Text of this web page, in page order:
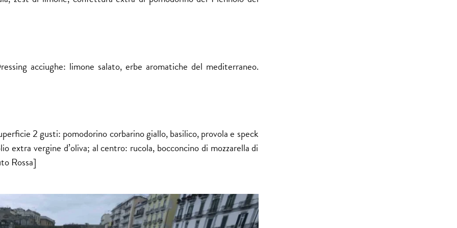
acciughe: limone salato, erbe aromatiche del mediterraneo.
2 gusti: pomodorino corbarino giallo, basilico, provola e speck
extra vergine d’oliva; al centro: rucola, bocconcino di mozzarella di
Rossa]